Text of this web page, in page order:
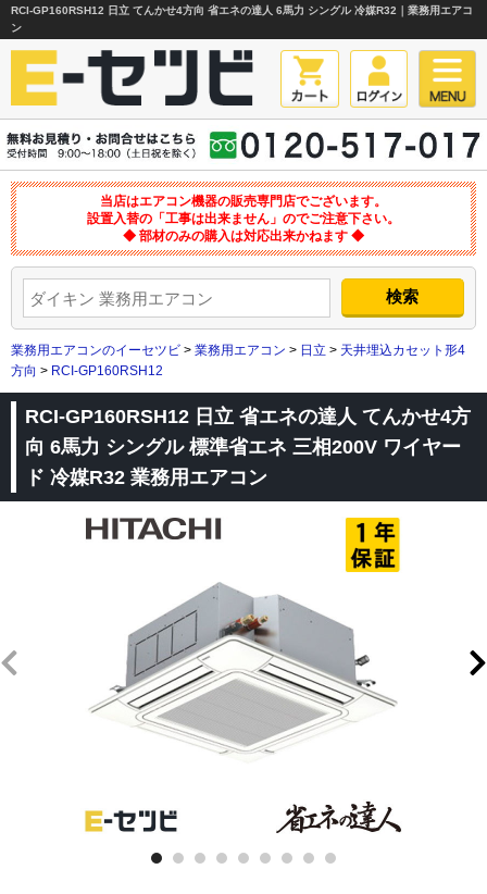
RCI-GP160RSH12 日立 てんかせ4方向 省エネの達人 6馬力 シングル 冷媒R32｜業務用エアコ
ン
当店はエアコン機器の販売専門店でございます。
設置入替の「工事は出来ません」のでご注意下さい。
◆ 部材のみの購入は対応出来かねます ◆
業務用エアコンのイーセツビ > 業務用エアコン > 日立 > 天井埋込カセット形4
方向 > RCI-GP160RSH12
RCI-GP160RSH12 日立 省エネの達人 てんかせ4方
向 6馬力 シングル 標準省エネ 三相200V ワイヤー
ド 冷媒R32 業務用エアコン